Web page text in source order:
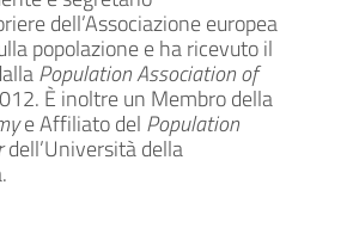
dell’Associazione europea
popolazione e ha ricevuto il
Population Association of
È inoltre un Membro della
e Affiliato del Population
dell’Università della